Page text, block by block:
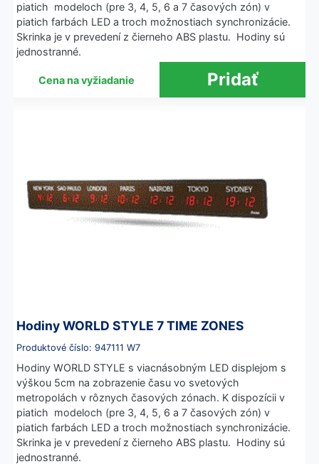
piatich modeloch (pre 3, 4, 5, 6 a 7 časových zón) v
piatich farbách LED a troch možnostiach synchronizácie.
Skrinka je v prevedení z čierneho ABS plastu. Hodiny sú
jednostranné.
Cena na vyžiadanie
Hodiny WORLD STYLE 7 TIME ZONES
Produktové číslo: 947111 W7
Hodiny WORLD STYLE s viacnásobným LED displejom s
výškou 5cm na zobrazenie času vo svetových
metropolách v rôznych časových zónach. K dispozícii v
piatich modeloch (pre 3, 4, 5, 6 a 7 časových zón) v
piatich farbách LED a troch možnostiach synchronizácie.
Skrinka je v prevedení z čierneho ABS plastu. Hodiny sú
jednostranné.